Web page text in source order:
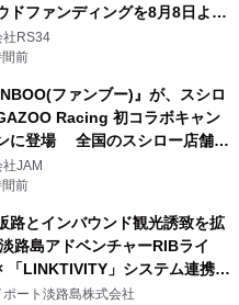
ドファンディングを8月8日より
社RS34
前
ファンブー)』が、スシロ
Racing 初コラボキャン
に登場 全国のスシロー店舗で
種の FUNBOO(ミニカー)付き
ーが展開されます
JAM
前
路とインバウンド観光誘致を拡
路島アドベンチャーRIBライ
「LINKTIVITY」システム連携を
ポート淡路島株式会社